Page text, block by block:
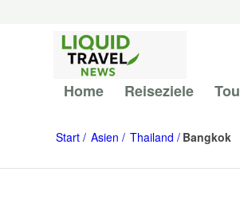
Home Reiseziele
Start Asien Thailand Bangkok